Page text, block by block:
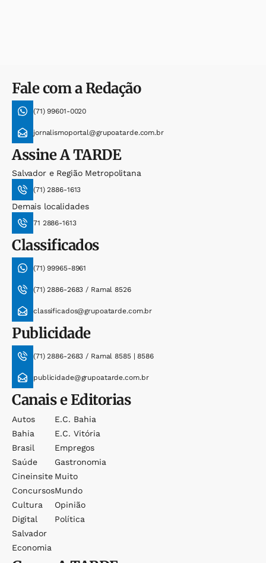
Fale com a Redação
(71) 99601-0020
jornalismoportal@grupoatarde.com.br
AssineA TARDE
Salvador e Região Metropolitana
(71) 2886-1613
Demais localidades
71 2886-1613
Classificados
(71) 99965-8961
(71) 2886-2683 / Ramal 8526
classificados@grupoatarde.com.br
Publicidade
(71) 2886-2683 / Ramal 8585 | 8586
publicidade@grupoatarde.com.br
Canais e Editorias
Autos
Bahia
Brasil
Saúde
Cineinsite
Concursos
Cultura
Digital
Salvador
Economia
E.c. Bahia
E.c. Vitória
Empregos
Gastronomia
Muito
Mundo
Opinião
Política